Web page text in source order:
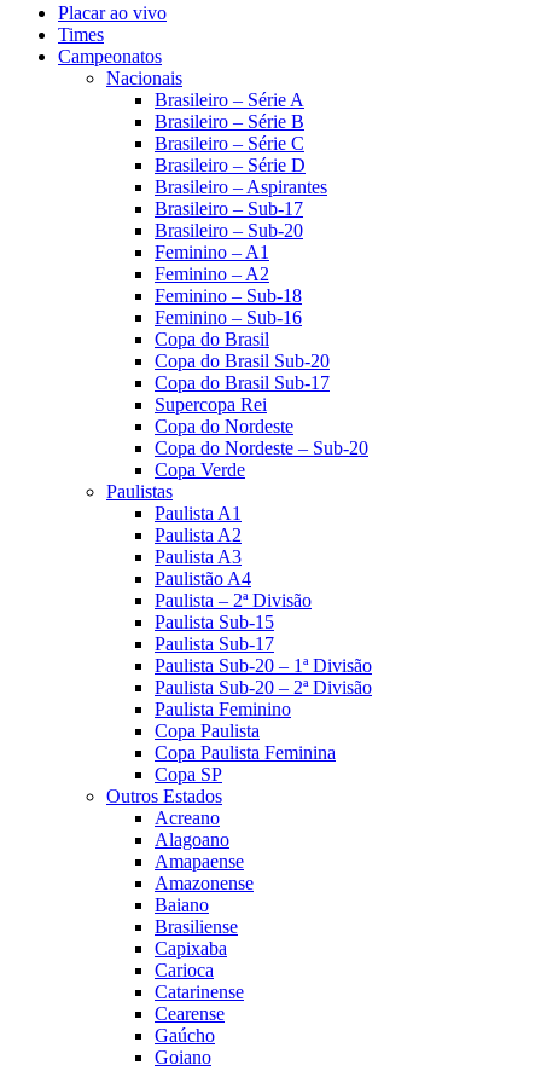
Placar ao vivo
Times
Campeonatos
Nacionais
Brasileiro – Série A
Brasileiro – Série B
Brasileiro – Série C
Brasileiro – Série D
Brasileiro – Aspirantes
Brasileiro – Sub-17
Brasileiro – Sub-20
Feminino – A1
Feminino – A2
Feminino – Sub-18
Feminino – Sub-16
Copa do Brasil
Copa do Brasil Sub-20
Copa do Brasil Sub-17
Supercopa Rei
Copa do Nordeste
Copa do Nordeste – Sub-20
Copa Verde
Paulistas
Paulista A1
Paulista A2
Paulista A3
Paulistão A4
Paulista – 2ª Divisão
Paulista Sub-15
Paulista Sub-17
Paulista Sub-20 – 1ª Divisão
Paulista Sub-20 – 2ª Divisão
Paulista Feminino
Copa Paulista
Copa Paulista Feminina
Copa SP
Outros Estados
Acreano
Alagoano
Amapaense
Amazonense
Baiano
Brasiliense
Capixaba
Carioca
Catarinense
Cearense
Gaúcho
Goiano